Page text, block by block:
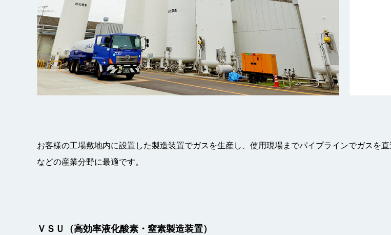
お客様の工場敷地内に設置した製造装置でガスを生産し、使用現場までパイプラインでガスを
などの産業分野に最適です。
ＶＳＵ（高効率液化酸素・窒素製造装置）